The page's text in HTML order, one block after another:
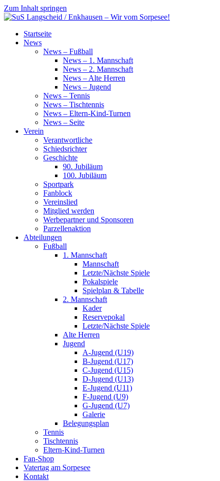
Zum Inhalt springen
SuS
Langscheid
Startseite
News
News – Fußball
News – 1. Mannschaft
News – 2. Mannschaft
News – Alte Herren
News – Jugend
News – Tennis
News – Tischtennis
News – Eltern-Kind-Turnen
News – Seite
Verein
Verantwortliche
Schiedsrichter
Geschichte
90. Jubiläum
100. Jubiläum
Sportpark
Fanblock
Vereinslied
Mitglied werden
Werbepartner und Sponsoren
Parzellenaktion
Abteilungen
Fußball
1. Mannschaft
Mannschaft
Letzte/Nächste Spiele
Pokalspiele
Spielplan & Tabelle
2. Mannschaft
Kader
Reservepokal
Letzte/Nächste Spiele
Alte Herren
Jugend
A-Jugend (U19)
B-Jugend (U17)
C-Jugend (U15)
D-Jugend (U13)
E-Jugend (U11)
F-Jugend (U9)
G-Jugend (U7)
Galerie
Belegungsplan
Tennis
Tischtennis
Eltern-Kind-Turnen
Fan-Shop
Vatertag am Sorpesee
Kontakt